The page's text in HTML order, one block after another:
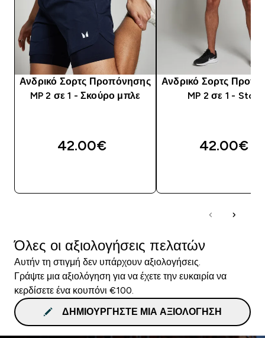
Ανδρικό Σορτς Προπόνησης
MP 2 σε 1 - Σκούρο μπλε
42.00€‎
Ανδρικό Σορτς
MP 2 σε 1 -
42.00€‎
Όλες οι αξιολογήσεις πελατών
Αυτήν τη στιγμή δεν υπάρχουν αξιολογήσεις.
Γράψτε μια αξιολόγηση για να έχετε την ευκαιρία να
κερδίσετε ένα κουπόνι €100.
ΔΗΜΙΟΥΡΓΉΣΤΕ ΜΙΑ ΑΞΙΟΛΌΓΗΣΗ